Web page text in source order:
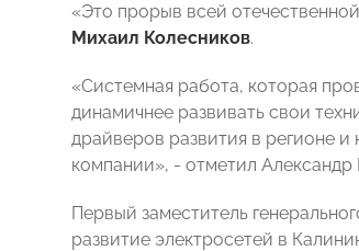
«Это прорыв всей
Михаил Колесников.
«Системная работа, которая
динамичнее развивать свои
драйверов развития в регионе
компании», - отметил Александр
Первый заместитель
развитие электросетей в